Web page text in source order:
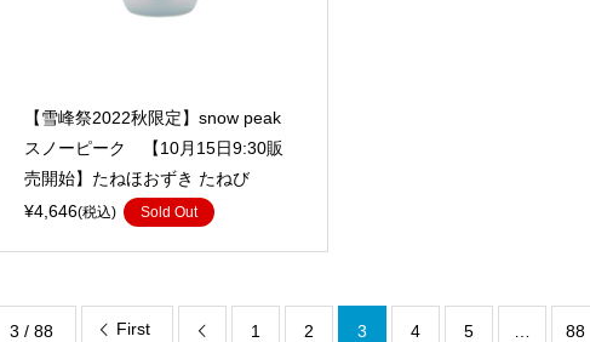
【雪峰祭2022秋限定】snow peak
スノーピーク 【10月15日9:30販
売開始】たねほおずき たねび
¥4,646(税込) Sold Out
3 / 88 First  1 2 3 4 5 88